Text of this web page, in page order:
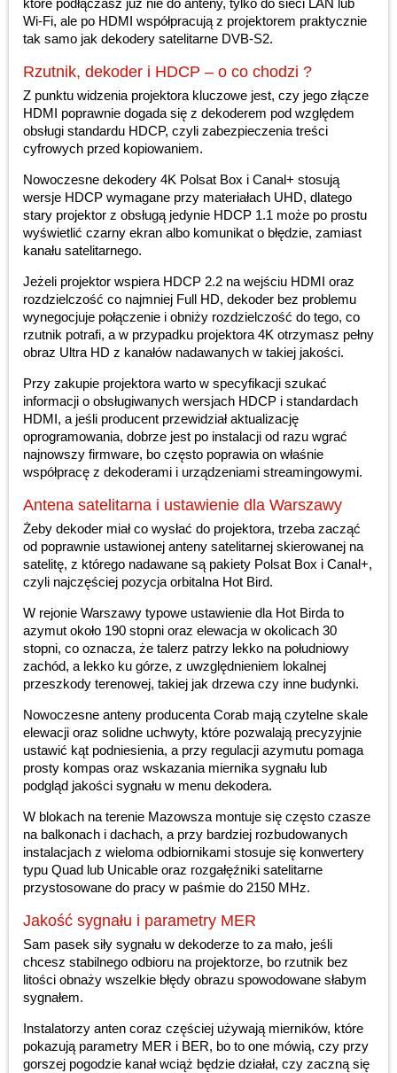
które podłączasz już nie do anteny, tylko do sieci LAN lub
Wi-Fi, ale po HDMI współpracują z projektorem praktycznie
tak samo jak dekodery satelitarne DVB-S2.
Rzutnik, dekoder i HDCP – o co chodzi ?
Z punktu widzenia projektora kluczowe jest, czy jego złącze
HDMI poprawnie dogada się z dekoderem pod względem
obsługi standardu HDCP, czyli zabezpieczenia treści
cyfrowych przed kopiowaniem.
Nowoczesne dekodery 4K Polsat Box i Canal+ stosują
wersje HDCP wymagane przy materiałach UHD, dlatego
stary projektor z obsługą jedynie HDCP 1.1 może po prostu
wyświetlić czarny ekran albo komunikat o błędzie, zamiast
kanału satelitarnego.
Jeżeli projektor wspiera HDCP 2.2 na wejściu HDMI oraz
rozdzielczość co najmniej Full HD, dekoder bez problemu
wynegocjuje połączenie i obniży rozdzielczość do tego, co
rzutnik potrafi, a w przypadku projektora 4K otrzymasz pełny
obraz Ultra HD z kanałów nadawanych w takiej jakości.
Przy zakupie projektora warto w specyfikacji szukać
informacji o obsługiwanych wersjach HDCP i standardach
HDMI, a jeśli producent przewidział aktualizację
oprogramowania, dobrze jest po instalacji od razu wgrać
najnowszy firmware, bo często poprawia on właśnie
współpracę z dekoderami i urządzeniami streamingowymi.
Antena satelitarna i ustawienie dla Warszawy
Żeby dekoder miał co wysłać do projektora, trzeba zacząć
od poprawnie ustawionej anteny satelitarnej skierowanej na
satelitę, z którego nadawane są pakiety Polsat Box i Canal+,
czyli najczęściej pozycja orbitalna Hot Bird.
W rejonie Warszawy typowe ustawienie dla Hot Birda to
azymut około 190 stopni oraz elewacja w okolicach 30
stopni, co oznacza, że talerz patrzy lekko na południowy
zachód, a lekko ku górze, z uwzględnieniem lokalnej
przeszkody terenowej, takiej jak drzewa czy inne budynki.
Nowoczesne anteny producenta Corab mają czytelne skale
elewacji oraz solidne uchwyty, które pozwalają precyzyjnie
ustawić kąt podniesienia, a przy regulacji azymutu pomaga
prosty kompas oraz wskazania miernika sygnału lub
podgląd jakości sygnału w menu dekodera.
W blokach na terenie Mazowsza montuje się często czasze
na balkonach i dachach, a przy bardziej rozbudowanych
instalacjach z wieloma odbiornikami stosuje się konwertery
typu Quad lub Unicable oraz rozgałęźniki satelitarne
przystosowane do pracy w paśmie do 2150 MHz.
Jakość sygnału i parametry MER
Sam pasek siły sygnału w dekoderze to za mało, jeśli
chcesz stabilnego odbioru na projektorze, bo rzutnik bez
litości obnaży wszelkie błędy obrazu spowodowane słabym
sygnałem.
Instalatorzy anten coraz częściej używają mierników, które
pokazują parametry MER i BER, bo to one mówią, czy przy
gorszej pogodzie kanał wciąż będzie działał, czy zaczną się